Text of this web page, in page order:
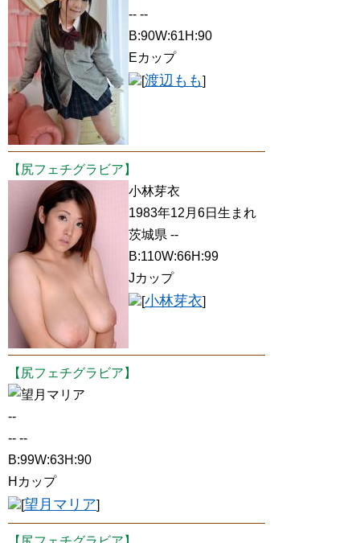
-- --
B:90W:61H:90
Eカップ
[渡辺もも]
【尻フェチグラビア】
小林芽衣
1983年12月6日生まれ
茨城県 --
B:110W:66H:99
Jカップ
[小林芽衣]
【尻フェチグラビア】
望月マリア
--
-- --
B:99W:63H:90
Hカップ
[望月マリア]